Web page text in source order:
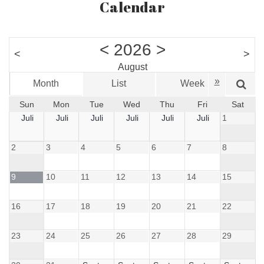
Calendar
< < 2026 >
August
>
»
Month List Week
Sun Mon Tue Wed Thu Fri
Sat
Juli
Juli Juli Juli Juli Juli 1
2 3 4 5 6 7 8
9 10 11 12 13 14 15
16 17 18 19 20 21 22
23 24 25 26 27 28 29